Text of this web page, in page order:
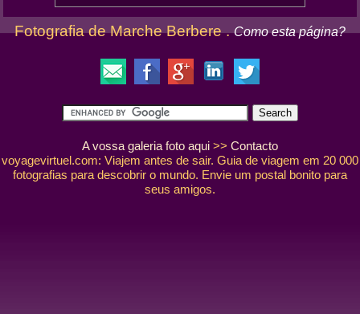
Fotografia de Marche Berbere .Como esta página?
A vossa galeria foto aqui >> Contacto
voyagevirtuel.com: Viajem antes de sair. Guia de viagem em 20 000
fotografias para descobrir o mundo. Envie um postal bonito para
seus amigos.